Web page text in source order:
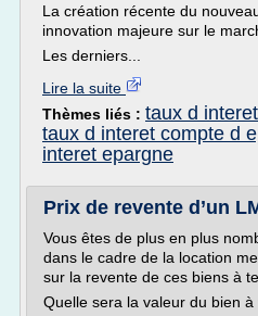
La création récente du
innovation majeure sur le
Les derniers...
Lire la suite
Thèmes liés : taux d
taux d interet compte d
interet epargne
Prix de revente d’un
Vous êtes de plus en plus
dans le cadre de la location
sur la revente de ces biens à
Quelle sera la valeur du bien à